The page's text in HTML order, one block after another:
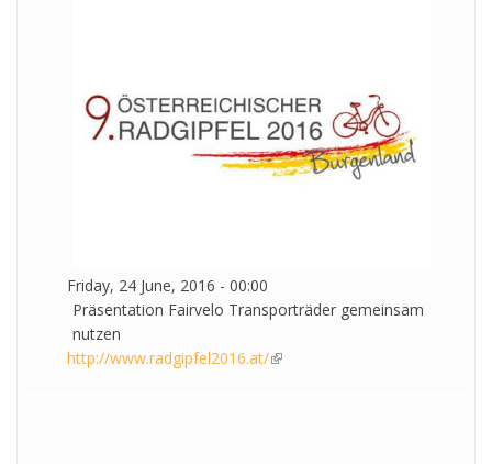
Friday, 24 June, 2016 - 00:00
Präsentation Fairvelo Transporträder gemeinsam
nutzen
http://www.radgipfel2016.at/(link is external)